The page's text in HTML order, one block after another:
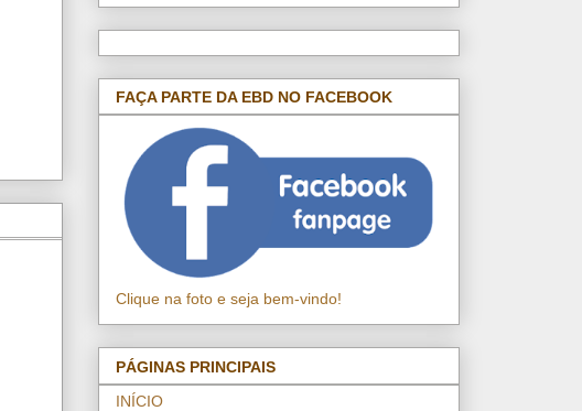
FAÇA PARTE DA EBD NO FACEBOOK
Clique na foto e seja bem-vindo!
PÁGINAS PRINCIPAIS
INÍCIO